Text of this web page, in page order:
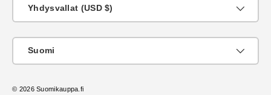
Yhdysvallat (USD $)
Suomi
© 2026Suomikauppa.fi